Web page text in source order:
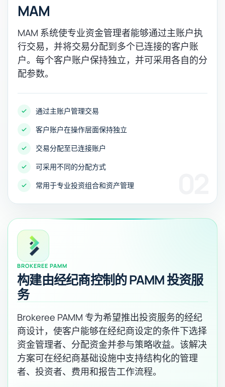
MAM
MAM 系统使专业资金管理者能够通过主账户执
行交易，并将交易分配到多个已连接的客户账
户。每个客户账户保持独立，并可采用各自的分
配参数。
通过主账户管理交易
客户账户在操作层面保持独立
交易分配至已连接账户
可采用不同的分配方式
常用于专业投资组合和资产管理
BROKEREE PAMM
构建由经纪商控制的 PAMM 投资服
务
Brokeree PAMM 专为希望推出投资服务的经纪
商设计，使客户能够在经纪商设定的条件下选择
资金管理者、分配资金并参与策略收益。该解决
方案可在经纪商基础设施中支持结构化的管理
者、投资者、费用和报告工作流程。